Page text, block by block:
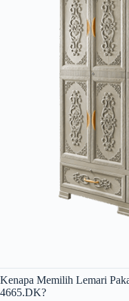
Kenapa Memilih Lemari
4665.DK?